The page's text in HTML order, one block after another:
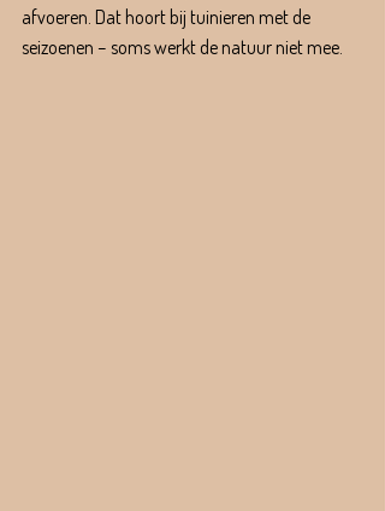
afvoeren. Dat hoort bij tuinieren met de
seizoenen – soms werkt de natuur niet mee.